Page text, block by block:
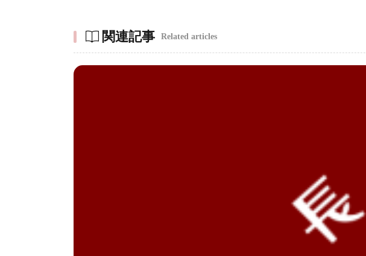
関連記事 Related articles